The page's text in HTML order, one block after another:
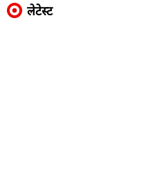
लेटेस्ट